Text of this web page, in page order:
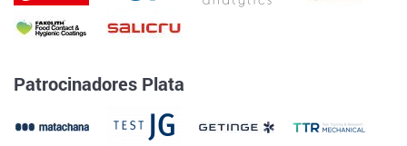
Patrocinadores Plata